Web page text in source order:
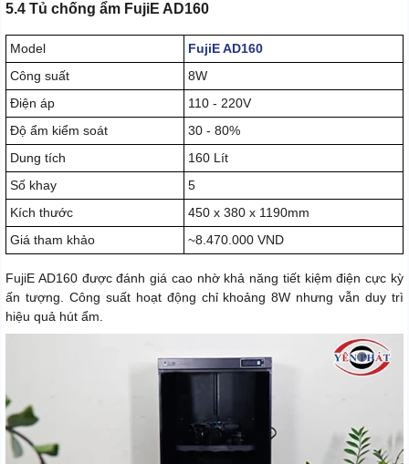
5.4 Tủ chống ẩm FujiE AD160
Model
FujiE AD160
Công suất
8W
Điện áp
110 - 220V
Độ ẩm kiểm soát
30 - 80%
Dung tích
160 Lít
Số khay
5
Kích thước
450 x 380 x 1190mm
Giá tham khảo
~8.470.000 VND
FujiE AD160 được đánh giá cao nhờ khả năng tiết kiệm điện cực kỳ
ấn tượng. Công suất hoạt động chỉ khoảng 8W nhưng vẫn duy trì
hiệu quả hút ẩm.